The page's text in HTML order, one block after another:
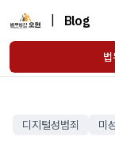
Blog
디지털성범죄 미